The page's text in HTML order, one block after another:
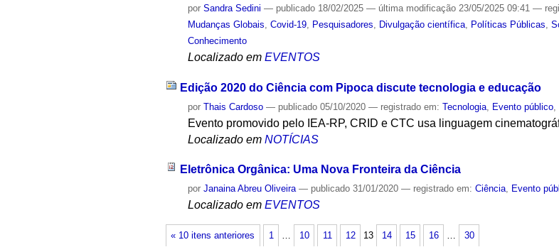
porSandra Sedini — publicado 18/02/2025— última modificação 23/05/2025 09:41—
Mudanças Globais ,Covid-19 Pesquisadores Divulgação científica Políticas Públicas ,
Conhecimento
Localizado em EVENTOS
Edição 2020 do Ciência com Pipoca discute tecnologia e educação
porThais Cardoso — publicado 05/10/2020— registrado em:Tecnologia Evento público
Evento promovido pelo IEA-RP, CRID e CTC usa linguagem
Localizado em NOTÍCIAS
Eletrônica Orgânica: Uma Nova Fronteira da Ciência
porJanaina Abreu Oliveira — publicado 31/01/2020— registrado em:Ciência, Evento
Localizado em EVENTOS
« 10 itens anteriores 1 10 11 12 13 14 15 16 30